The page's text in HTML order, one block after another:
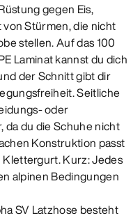
gegen Eis,
Stürmen, die nicht
stellen. Auf das 100
Laminat kannst du dich
der Schnitt gibt dir
Seitliche
oder
da du die Schuhe nicht
Konstruktion passt
Kurz: Jedes
alpinen Bedingungen
SV Latzhose besteht